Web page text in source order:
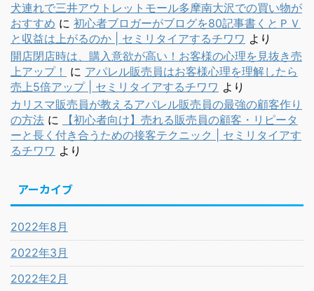
犬連れで三井アウトレットモール多摩南大沢での買い物が
おすすめ に 初心者ブロガーがブログを80記事書くとＰＶ
と収益は上がるのか | セミリタイアするチワワ より
開店閉店時は、購入意欲が高い！お客様の心理を見抜き売
上アップ！
に アパレル販売員はお客様心理を理解したら
売上5倍アップ | セミリタイアするチワワ より
カリスマ販売員が教えるアパレル販売員の最強の顧客作り
の方法 に
【初心者向け】売れる販売員の顧客・リピータ
ーと長く付き合うための接客テクニック | セミリタイアす
るチワワ より
アーカイブ
2022年8月
2022年3月
2022年2月